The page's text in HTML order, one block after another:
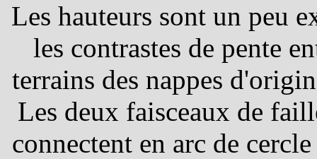
Les hauteurs sont un peu
les contrastes de pente
terrains des nappes
Les deux faisceaux de
connectent en arc de